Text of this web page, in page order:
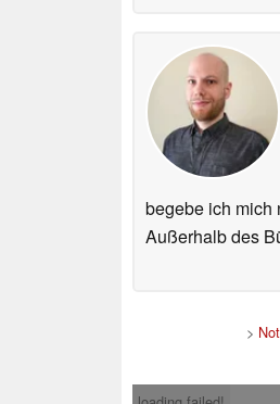
begebe ich mich
Außerhalb des
>